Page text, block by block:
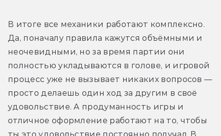
В итоге все механики работают комплексно.
Да, поначалу правила кажутся объёмными и
неочевидными, но за время партии они
полностью укладываются в голове, и игровой
процесс уже не вызывает никаких вопросов —
просто делаешь один ход за другим в своё
удовольствие. А продуманность игры и
отличное оформление работают на то, чтобы
ты это удовольствие постоянно получал. В